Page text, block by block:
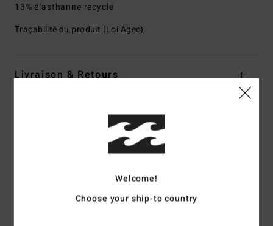
13% élasthanne recyclé
Traçabilité du produit (Loi Agec)
Livraison & Retours
4.7/5
Welcome!
Choose your ship-to country